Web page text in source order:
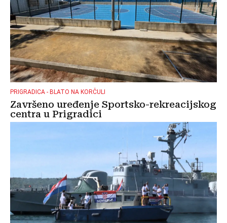
PRIGRADICA - BLATO NA KORČULI
Završeno uređenje Sportsko-rekreacijskog
centra u Prigradici